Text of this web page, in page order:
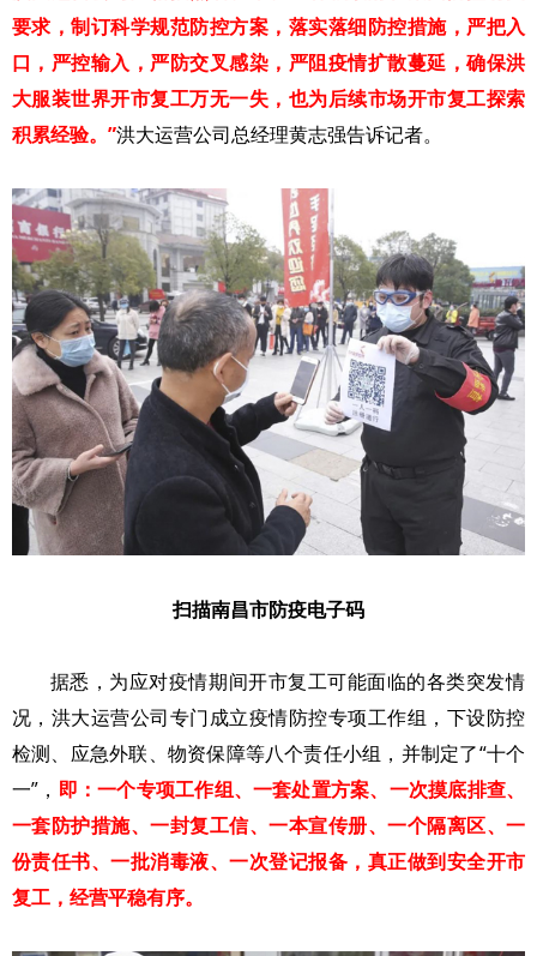
要求，制订科学规范防控方案，落实落细防控措施，严把入
口，严控输入，严防交叉感染，严阻疫情扩散蔓延，确保洪
大服装世界开市复工万无一失，也为后续市场开市复工探索
积累经验。”洪大运营公司总经理黄志强告诉记者。
扫描南昌市防疫电子码
据悉，为应对疫情期间开市复工可能面临的各类突发情
况，洪大运营公司专门成立疫情防控专项工作组，下设防控
检测、应急外联、物资保障等八个责任小组，并制定了“十个
一”， 即：一个专项工作组、一套处置方案、一次摸底排查、
一套防护措施、一封复工信、一本宣传册、一个隔离区、一
份责任书、一批消毒液、一次登记报备，真正做到安全开市
复工，经营平稳有序。